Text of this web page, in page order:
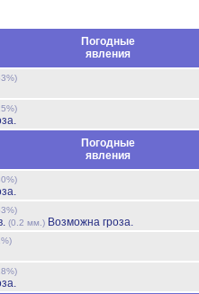
Погодные
явления
Погодные
явления
(0.2 мм.) Возможна гроза.